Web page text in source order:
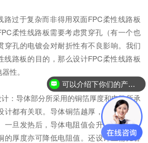
过于复杂而非得用双面FPC柔性线路板
柔性线路板需要考虑贯穿孔（有一个也
穿孔的电镀会对耐折性有不良影响。我们
线路板的目的，那么设计FPC柔性线路板
性。
：导体部分所采用的铜箔厚度和电路所承
计都有关联。导体铜箔越厚，则电阻值越
一旦发热后，导体电阻值会升高。在双面
的厚度亦可降低电阻值。还设计上需比容
可以介绍下你们的产品么？